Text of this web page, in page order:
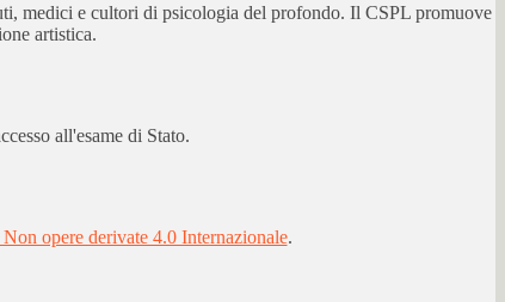
medici e cultori di psicologia del profondo. Il CSPL promuove
artistica.
all'esame di Stato.
opere derivate 4.0 Internazionale.